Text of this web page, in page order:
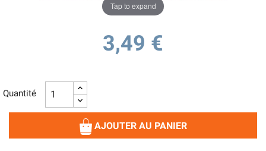
Tap to expand
3,49 €
Quantité
AJOUTER AU PANIER